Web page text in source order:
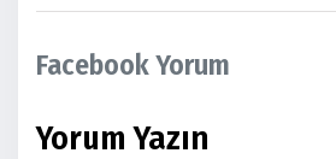
Facebook Yorum
Yorum Yazın